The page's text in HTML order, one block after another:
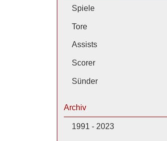
Spiele
Tore
Assists
Scorer
Sünder
Archiv
1991 - 2023